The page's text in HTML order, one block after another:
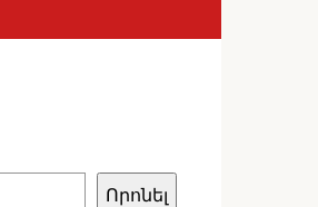
Որոնել